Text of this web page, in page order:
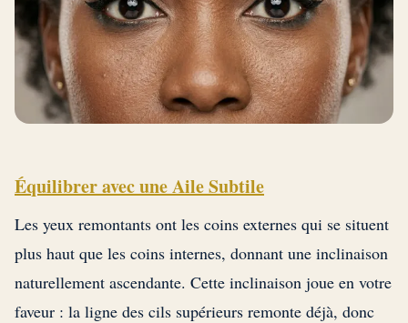
Équilibrer avec une Aile Subtile
Les yeux remontants ont les coins externes qui se situent
plus haut que les coins internes, donnant une inclinaison
naturellement ascendante. Cette inclinaison joue en votre
faveur : la ligne des cils supérieurs remonte déjà, donc